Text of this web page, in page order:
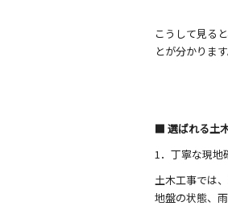
こうして見る
とが分かります
■ 選ばれる土
1．丁寧な現地
土木工事では
地盤の状態、